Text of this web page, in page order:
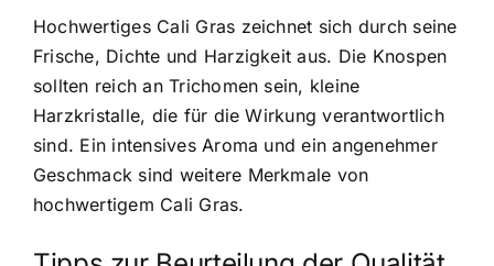
Hochwertiges Cali Gras zeichnet sich durch seine
Frische, Dichte und Harzigkeit aus. Die Knospen
sollten reich an Trichomen sein, kleine
Harzkristalle, die für die Wirkung verantwortlich
sind. Ein intensives Aroma und ein angenehmer
Geschmack sind weitere Merkmale von
hochwertigem Cali Gras.